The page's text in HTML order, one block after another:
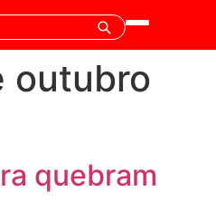
outubro
quebram